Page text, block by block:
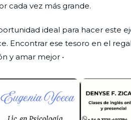
cada vez más grande.
ideal para hacer este
Encontrar ese tesoro en el
y amar mejor •